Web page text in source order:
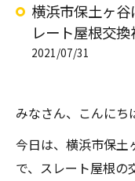
横浜市保土ヶ
レート屋根交
2021/07/31
みなさん、こんにち
今日は、横浜市保土
で、スレート屋根の